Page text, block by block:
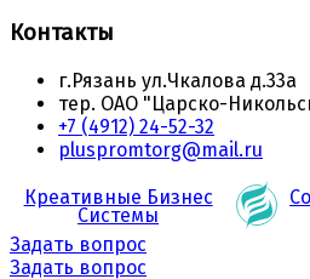
Контакты
г.Рязань ул.Чкалова д.33а
тер. ОАО "Царско-
+7 (4912) 24-52-32
pluspromtorg@mail.ru
Креативные Бизнес
Системы
Задать вопрос
Задать вопрос